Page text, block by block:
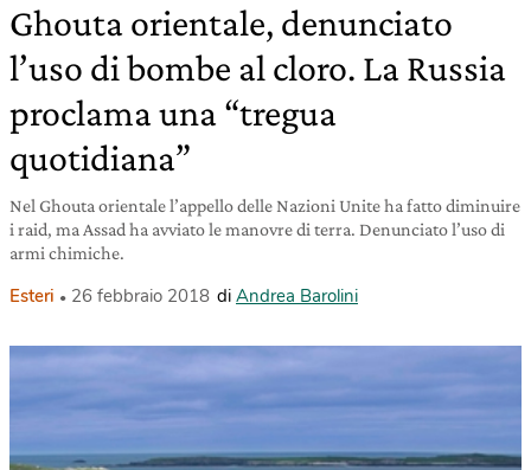
Ghouta orientale, denunciato
l’uso di bombe al cloro. La Russia
proclama una “tregua
quotidiana”
Nel Ghouta orientale l’appello delle Nazioni Unite ha fatto diminuire
i raid, ma Assad ha avviato le manovre di terra. Denunciato l’uso di
armi chimiche.
Esteri 26 febbraio 2018 di Andrea Barolini